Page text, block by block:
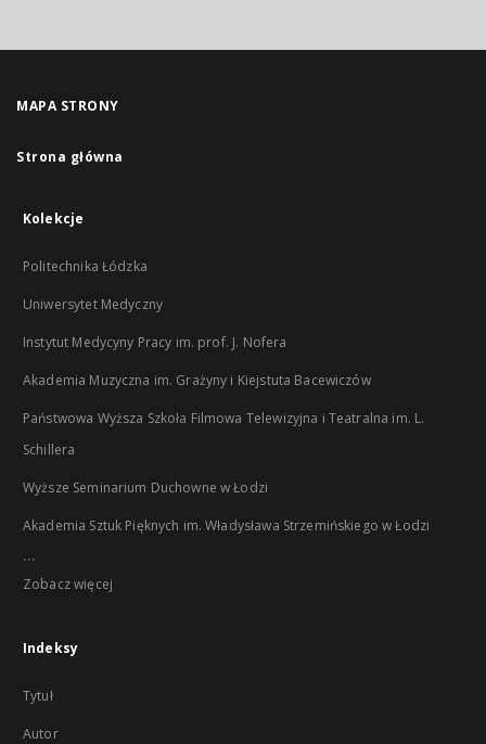
MAPA STRONY
Strona główna
Kolekcje
Politechnika Łódzka
Uniwersytet Medyczny
Instytut Medycyny Pracy im. prof. J. Nofera
Akademia Muzyczna im. Grażyny i Kiejstuta Bacewiczów
Państwowa Wyższa Szkoła Filmowa Telewizyjna i Teatralna im. L.
Schillera
Wyższe Seminarium Duchowne w Łodzi
Akademia Sztuk Pięknych im. Władysława Strzemińskiego w Łodzi
...
Zobacz więcej
Indeksy
Tytuł
Autor